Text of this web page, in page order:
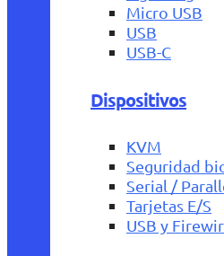
Micro USB
USB
USB-C
Dispositivos
KVM
Seguridad
Serial /
Tarjetas E/S
USB y